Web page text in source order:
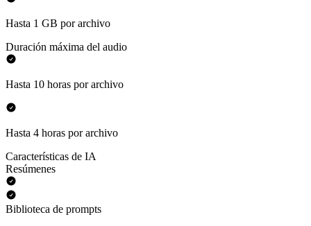
Hasta 1 GB por archivo
Duración máxima del audio
Hasta 10 horas por archivo
Hasta 4 horas por archivo
Características de IA
Resúmenes
Biblioteca de prompts